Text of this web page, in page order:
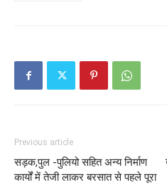
Previous article
सड़क,पुल -पुलियो सहित अन्य निर्माण
कार्यों में तेजी लाकर बरसात से पहले पूरा